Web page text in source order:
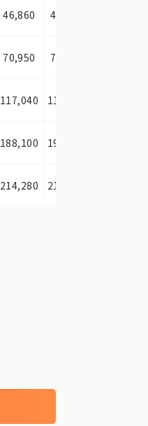
46,860 47,300
70,950 72,380
117,040 118,580
188,100 190,960
214,280 216,150